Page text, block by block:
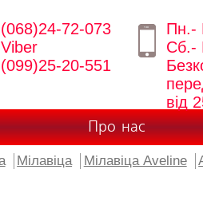
(068)24-72-073
Viber
(099)25-20-551
Пн.-
Сб.-
від
Про нас
Мілавіца Мілавіца Aveline